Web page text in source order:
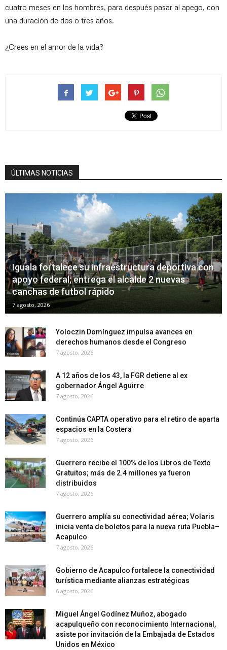
cuatro meses en los hombres, para después pasar al apego, con
una duración de dos o tres años.
¿Crees en el amor de la vida?
ÚLTIMAS NOTICIAS
Iguala fortalece su infraestructura deportiva con
apoyo federal; entrega el alcalde 2 nuevas
canchas de futbol rápido
7 agosto, 2026
Yoloczin Domínguez impulsa avances en
derechos humanos desde el Congreso
7 agosto, 2026
A 12 años de los 43, la FGR detiene al ex
gobernador Ángel Aguirre
7 agosto, 2026
Continúa CAPTA operativo para el retiro de aparta
espacios en la Costera
7 agosto, 2026
Guerrero recibe el 100% de los Libros de Texto
Gratuitos; más de 2.4 millones ya fueron
distribuidos
7 agosto, 2026
Guerrero amplía su conectividad aérea; Volaris
inicia venta de boletos para la nueva ruta Puebla–
Acapulco
7 agosto, 2026
Gobierno de Acapulco fortalece la conectividad
turística mediante alianzas estratégicas
6 agosto, 2026
Miguel Ángel Godínez Muñoz, abogado
acapulqueño con reconocimiento Internacional,
asiste por invitación de la Embajada de Estados
Unidos en México